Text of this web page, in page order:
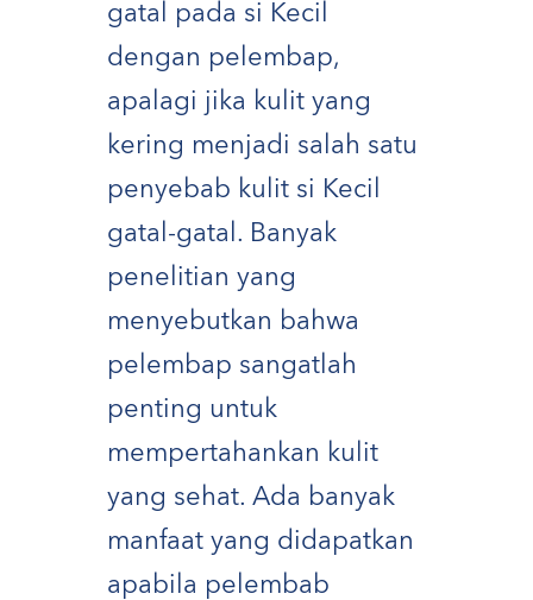
gatal pada si Kecil
dengan pelembap,
apalagi jika kulit yang
kering menjadi salah satu
penyebab kulit si Kecil
gatal-gatal. Banyak
penelitian yang
menyebutkan bahwa
pelembap sangatlah
penting untuk
mempertahankan kulit
yang sehat. Ada banyak
manfaat yang didapatkan
apabila pelembab